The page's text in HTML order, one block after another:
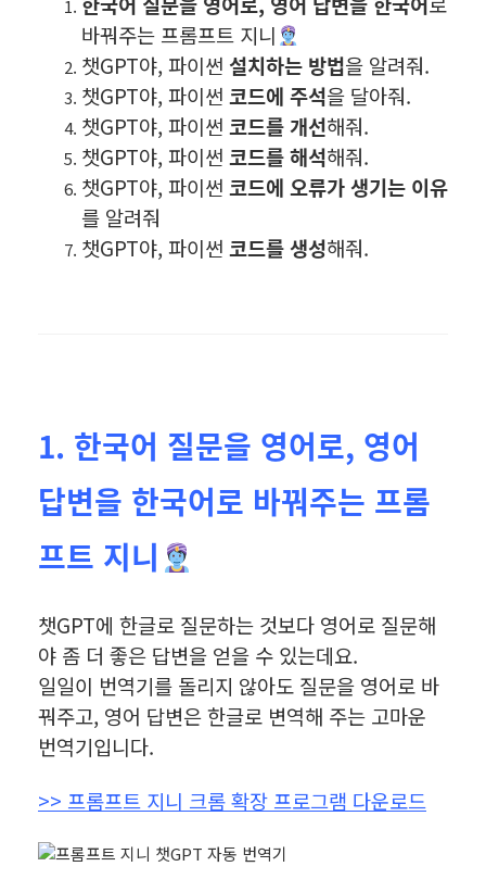
바꿔주는 프롬프트 지니
챗GPT야, 파이썬 설치하는 방법을 알려줘.
챗GPT야, 파이썬 코드에 주석을 달아줘.
챗GPT야, 파이썬 코드를 개선해줘.
챗GPT야, 파이썬 코드를해석해줘.
챗GPT야, 파이썬 코드에 오류가 생기는 이유
를 알려줘
챗GPT야, 파이썬 코드를 생성해줘.
1. 한국어 질문을 영어로, 영어
답변을 한국어로 바꿔주는 프롬
프트 지니
챗GPT에 한글로 질문하는 것보다 영어로 질문해
야 좀 더 좋은 답변을 얻을 수 있는데요.
일일이 번역기를 돌리지 않아도 질문을 영어로 바
꿔주고, 영어 답변은 한글로 변역해 주는 고마운
번역기입니다.
>> 프롬프트 지니 크롬 확장 프로그램 다운로드